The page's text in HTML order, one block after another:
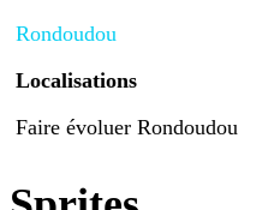
Rondoudou
Localisations
Faire évoluer Rondoudou